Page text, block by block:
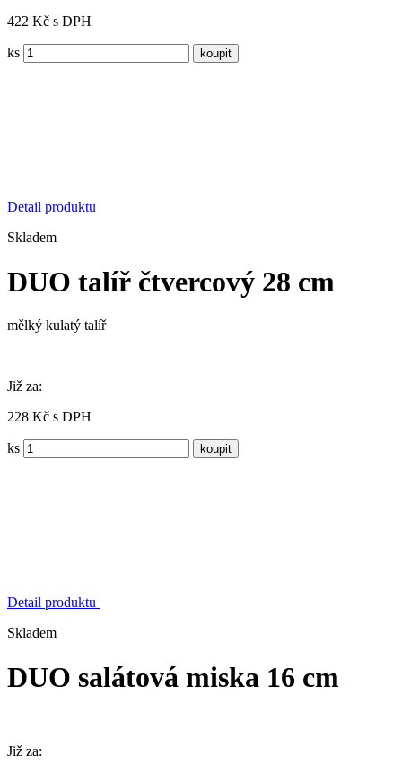
422 Kč s DPH
ks
Detail produktu
Skladem
DUO talíř čtvercový 28 cm
mělký kulatý talíř
Již za:
228 Kč s DPH
ks
Detail produktu
Skladem
DUO salátová miska 16 cm
Již za: